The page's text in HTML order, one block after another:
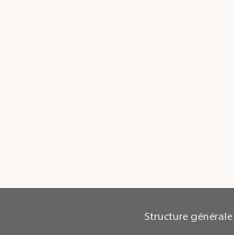
Structure générale